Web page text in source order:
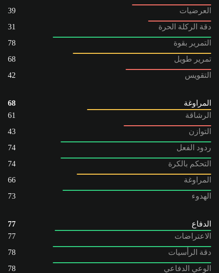
العرضيات
39
دقة الركلة الحرة
31
التمرير بقوة
78
تمرير طويل
68
التقويس
42
المراوغة
68
الرشاقة
61
التوازن
43
ردود الفعل
74
التحكم بالكرة
74
المراوغة
66
الهدوء
73
الدفاع
77
الاعتراضات
77
دقة الرأسيات
78
الوعي الدفاعي
78